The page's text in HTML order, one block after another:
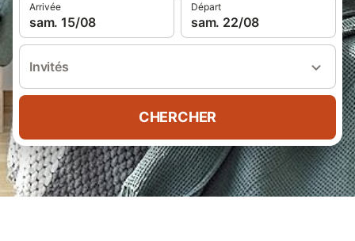
Arrivée
sam. 15/08
Départ
sam. 22/08
Invités
CHERCHER